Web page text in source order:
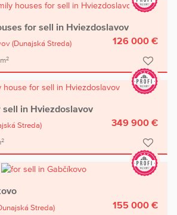
for sell in Hviezdoslavov
(Dunajská Streda)
2
126 000 €
sell in Hviezdoslavov
Streda)
2
349 900 €
Streda)
155 000 €